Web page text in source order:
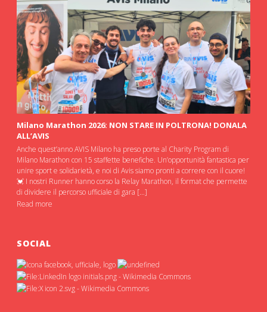
Milano Marathon 2026: NON STARE IN POLTRONA! DONALA
ALL’AVIS
Anche quest’anno AVIS Milano ha preso porte al Charity Program di
Milano Marathon con 15 staffette benefiche. Un’opportunità fantastica per
unire sport e solidarietà, e noi di Avis siamo pronti a correre con il cuore!
💓 I nostri Runner hanno corso la Relay Marathon, il format che permette
di dividere il percorso ufficiale di gara […]
Read more
SOCIAL